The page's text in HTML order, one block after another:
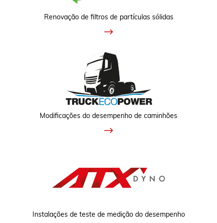
Renovação de filtros de partículas sólidas
Modificações do desempenho de caminhões
Instalações de teste de medição do desempenho